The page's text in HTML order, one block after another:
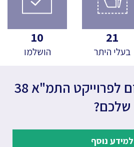
21
בעלי היתר
10
הושלמו
רוצים לבחור יזם לפרוייקט התמ"א 38
שלכם?
למידע נוסף